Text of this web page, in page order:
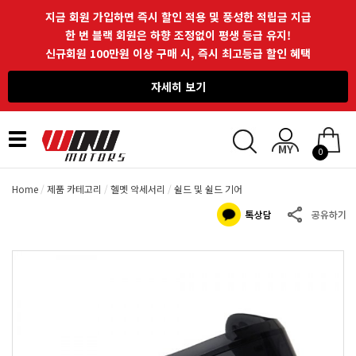
지금 회원 가입하면 즉시 할인 적용 및 풍성한 적립금 지급
한 번 블랙 회원은 하향 조정없이 평생 등급 유지!
신규회원 100만원 이상 구매 시, 즉시 최고등급 할인 혜택
자세히 보기
Toggle
navigation
0
Home 제품 카테고리 헬멧 악세서리 쉴드 및 쉴드 기어